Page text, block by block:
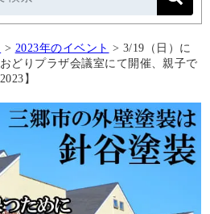
> 2023年のイベント > 3/19（日）に
どりプラザ会議室にて開催、親子で
】